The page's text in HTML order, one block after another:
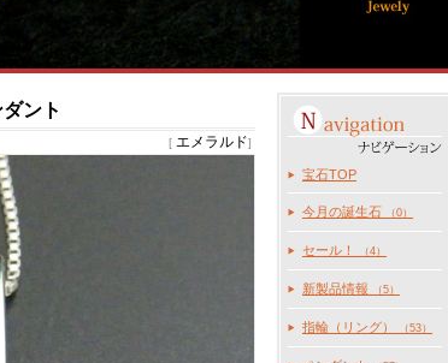
ント
[ エメラルド]
宝石TOP
今月の誕生石 （0）
セール！ （4）
新製品情報 （5）
指輪（リング） （53）